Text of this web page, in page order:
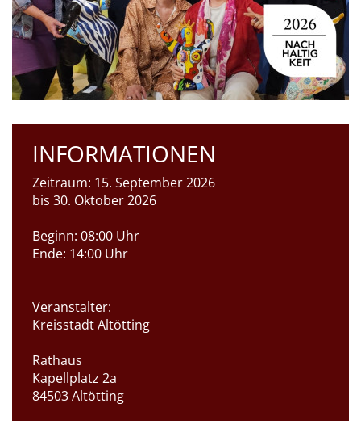
INFORMATIONEN
Zeitraum: 15. September 2026
bis 30. Oktober 2026
Beginn: 08:00 Uhr
Ende: 14:00 Uhr
Veranstalter:
Kreisstadt Altötting
Rathaus
Kapellplatz 2a
84503 Altötting